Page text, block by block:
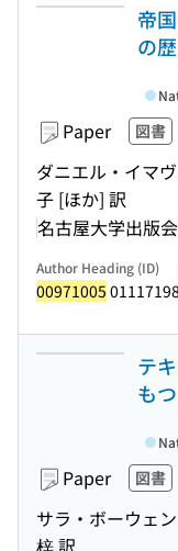
帝
の
Paper 図書
ダニエル・イマ
子 [ほか] 訳
名古屋大学出版会
Author Heading (ID)
00971005
テ
も
Paper 図書
サラ・ボーウェ
梓 訳